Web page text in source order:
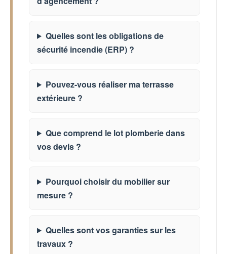
Quelles sont les obligations de
sécurité incendie (ERP) ?
Pouvez-vous réaliser ma terrasse
extérieure ?
Que comprend le lot plomberie dans
vos devis ?
Pourquoi choisir du mobilier sur
mesure ?
Quelles sont vos garanties sur les
travaux ?